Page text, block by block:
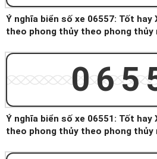
Ý nghĩa biển số xe 06557: Tốt hay
theo phong thủy theo phong thủy
Ý nghĩa biển số xe 06551: Tốt hay
theo phong thủy theo phong thủy